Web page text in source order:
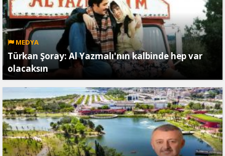
MEDYA
Türkan Şoray: Al Yazmalı'nın kalbinde hep var
olacaksın